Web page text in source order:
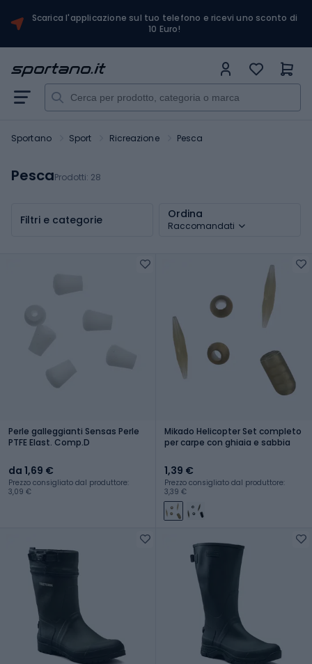
Scarica l'applicazione sul tuo telefono e ricevi uno sconto di
10 Euro!
Sportano Sport Ricreazione Pesca
PescaProdotti: 28
Filtri e categorie Ordina
Raccomandati
Perle galleggianti Sensas Perle
PTFE Elast. Comp.D
da 1,69 €
Prezzo consigliato dal produttore:
3,09 €
Mikado Helicopter Set completo
per carpe con ghiaia e sabbia
1,39 €
Prezzo consigliato dal produttore:
3,39 €